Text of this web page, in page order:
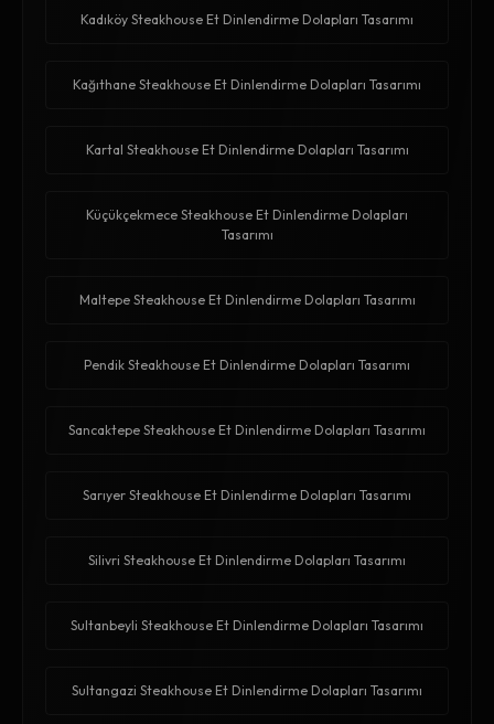
Kadıköy Steakhouse Et Dinlendirme Dolapları Tasarımı
Kağıthane Steakhouse Et Dinlendirme Dolapları Tasarımı
Kartal Steakhouse Et Dinlendirme Dolapları Tasarımı
Küçükçekmece Steakhouse Et Dinlendirme Dolapları
Tasarımı
Maltepe Steakhouse Et Dinlendirme Dolapları Tasarımı
Pendik Steakhouse Et Dinlendirme Dolapları Tasarımı
Sancaktepe Steakhouse Et Dinlendirme Dolapları Tasarımı
Sarıyer Steakhouse Et Dinlendirme Dolapları Tasarımı
Silivri Steakhouse Et Dinlendirme Dolapları Tasarımı
Sultanbeyli Steakhouse Et Dinlendirme Dolapları Tasarımı
Sultangazi Steakhouse Et Dinlendirme Dolapları Tasarımı